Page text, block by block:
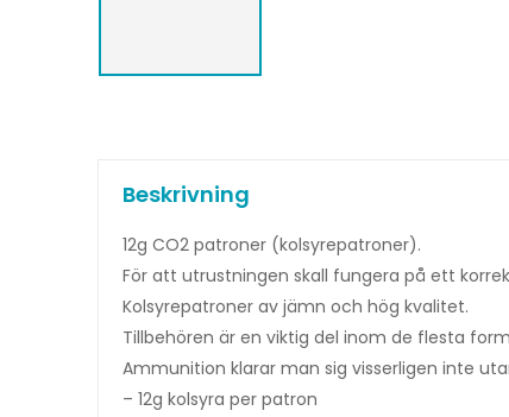
Beskrivning
12g CO2 patroner (kolsyrepatroner).
För att utrustningen skall fungera på ett
Kolsyrepatroner av jämn och hög kvalitet.
Tillbehören är en viktig del inom de flesta
Ammunition klarar man sig visserligen inte
– 12g kolsyra per patron